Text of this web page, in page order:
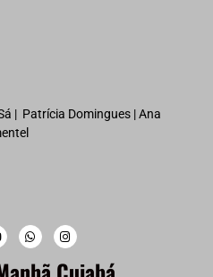
| Patrícia Domingues | Ana